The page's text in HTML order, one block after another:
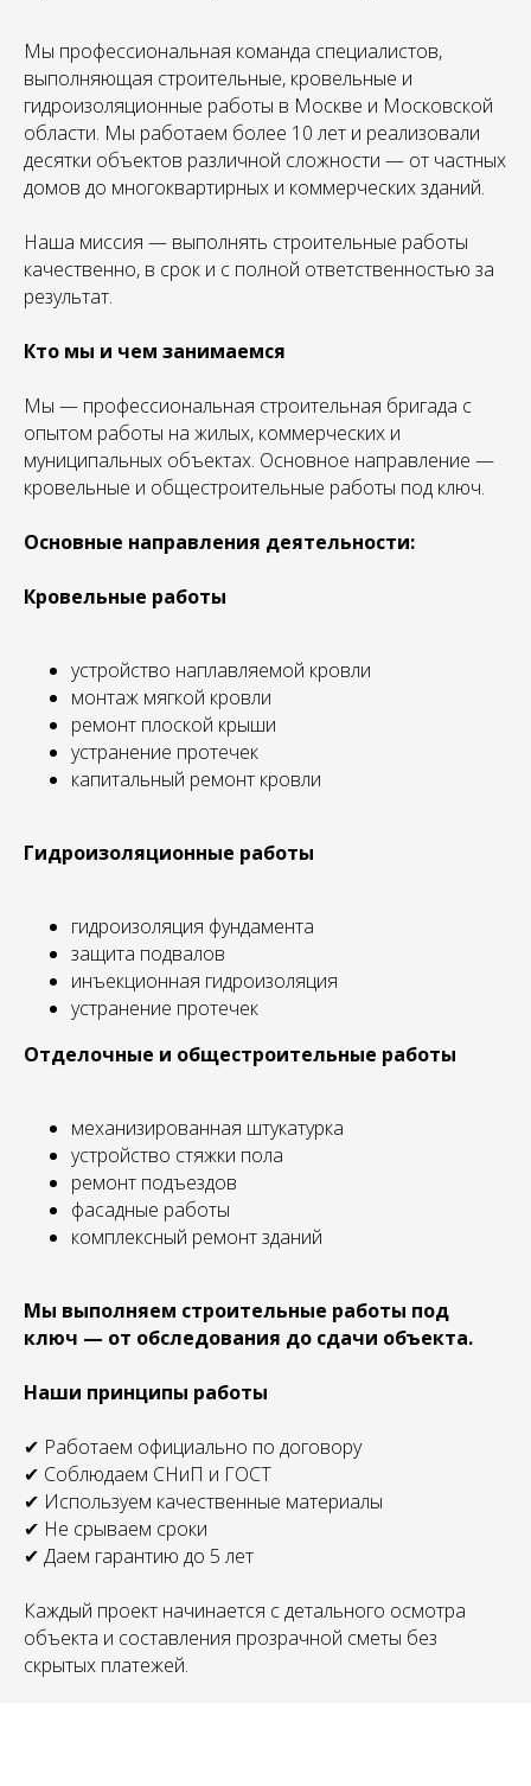
Мы профессиональная команда специалистов,
выполняющая строительные, кровельные и
гидроизоляционные работы в Москве и Московской
области. Мы работаем более 10 лет и реализовали
десятки объектов различной сложности — от частных
домов до многоквартирных и коммерческих зданий.
Наша миссия — выполнять строительные работы
качественно, в срок и с полной ответственностью за
результат.
Кто мы и чем занимаемся
Мы — профессиональная строительная бригада с
опытом работы на жилых, коммерческих и
муниципальных объектах. Основное направление —
кровельные и общестроительные работы под ключ.
Основные направления деятельности:
Кровельные работы
устройство наплавляемой кровли
монтаж мягкой кровли
ремонт плоской крыши
устранение протечек
капитальный ремонт кровли
Гидроизоляционные работы
гидроизоляция фундамента
защита подвалов
инъекционная гидроизоляция
устранение протечек
Отделочные и общестроительные работы
механизированная штукатурка
устройство стяжки пола
ремонт подъездов
фасадные работы
комплексный ремонт зданий
Мы выполняем строительные работы под
ключ — от обследования до сдачи объекта.
Наши принципы работы
✔ Работаем официально по договору
✔ Соблюдаем СНиП и ГОСТ
✔ Используем качественные материалы
✔ Не срываем сроки
✔ Даем гарантию до 5 лет
Каждый проект начинается с детального осмотра
объекта и составления прозрачной сметы без
скрытых платежей.